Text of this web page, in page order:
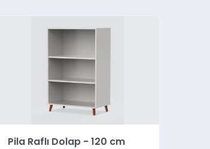
Pila Raflı Dolap - 120 cm